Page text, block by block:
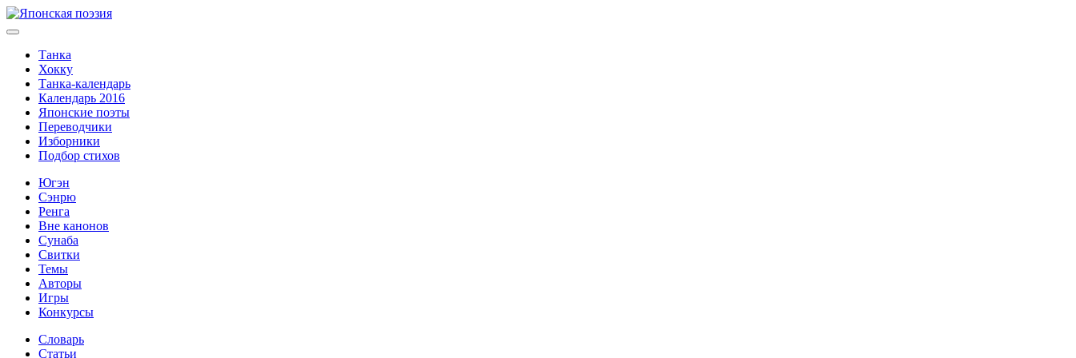
Танка
Хокку
Танка-календарь
Календарь 2016
Японские поэты
Переводчики
Изборники
Подбор стихов
Югэн
Сэнрю
Ренга
Вне канонов
Сунаба
Свитки
Темы
Авторы
Игры
Конкурсы
Словарь
Статьи